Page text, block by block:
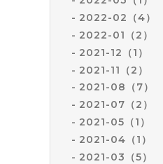
2022-02（4）
2022-01（2）
2021-12（1）
2021-11（2）
2021-08（7）
2021-07（2）
2021-05（1）
2021-04（1）
2021-03（5）